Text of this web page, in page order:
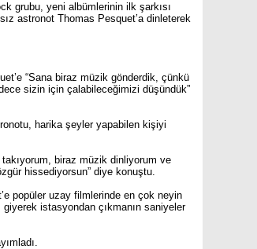
grubu, yeni albümlerinin ilk şarkısı
astronot Thomas Pesquet’a dinleterek
“Sana biraz müzik gönderdik, çünkü
sizin için çalabileceğimizi düşündük”
harika şeyler yapabilen kişiyi
takıyorum, biraz müzik dinliyorum ve
hissediyorsun” diye konuştu.
popüler uzay filmlerinde en çok neyin
giyerek istasyondan çıkmanın saniyeler